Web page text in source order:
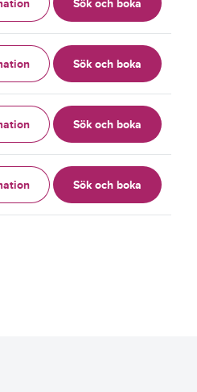
Sök och boka
Sök och boka
Sök och boka
Sök och boka